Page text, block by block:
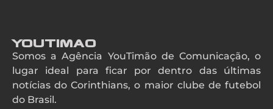
YouTimao
Somos a Agência YouTimão de Comunicação, o
lugar ideal para ficar por dentro das últimas
notícias do Corinthians, o maior clube de futebol
do Brasil.